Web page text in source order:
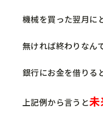
機械を買った翌月に
無ければ終わりなんで
銀行にお金を借りる
上記例から言うと